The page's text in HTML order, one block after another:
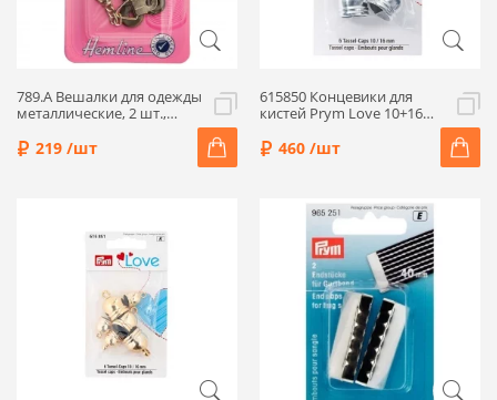
789.А Вешалки для одежды
металлические, 2 шт.,
219 /шт
615850 Концевики для
кистей Prym Love 10+16
шт460 /шт